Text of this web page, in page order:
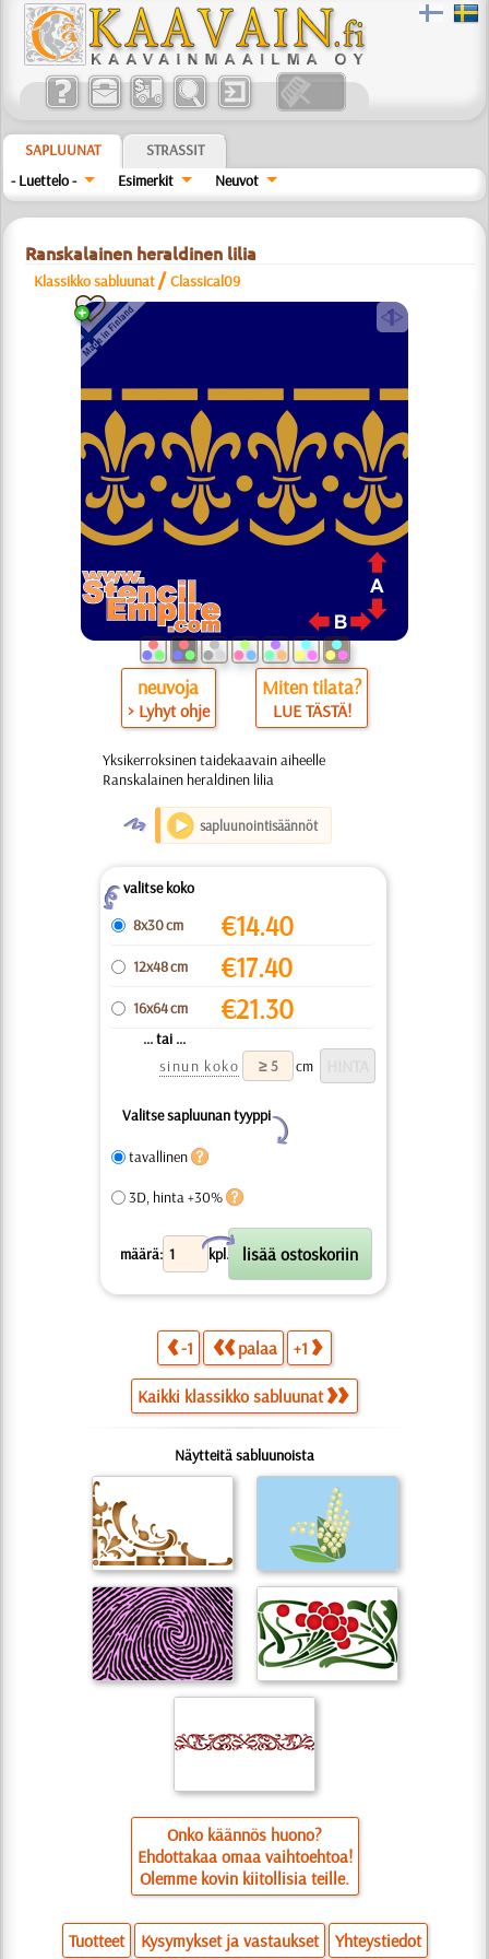
SAPLUUNAT
STRASSIT
- Luettelo -
Esimerkit Neuvot
Ranskalainen heraldinen lilia
Klassikko sabluunat /Classical09
a
neuvoja
> Lyhyt ohje
Miten tilata?
LUE TÄSTÄ!
Yksikerroksinen taidekaavain aiheelle
Ranskalainen heraldinen lilia
O sapluunointisäännöt
Zvalitse koko
8x30 cm
€14.40
12x48 cm €17.40
16x64 cm €21.30
... tai ...
sinun koko
cm
Valitse sapluunan tyyppi
Y
tavallinen
3D, hinta +30%
määrä: kpl.
X
-1 palaa +1
Kaikki klassikko sabluunat
Näytteitä sabluunoista
Onko käännös huono?
Ehdottakaa omaa vaihtoehtoa!
Olemme kovin kiitollisia teille.
Tuotteet Kysymykset ja vastaukset Yhteystiedot